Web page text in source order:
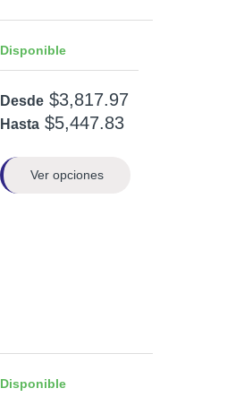
Disponible
Desde $3,817.97
Hasta $5,447.83
Ver opciones
Disponible